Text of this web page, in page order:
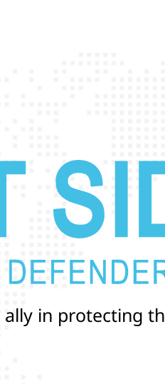
ally in protecting th